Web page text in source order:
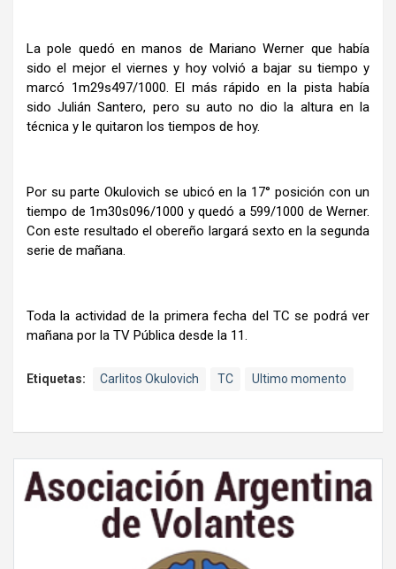
La pole quedó en manos de Mariano Werner que había
sido el mejor el viernes y hoy volvió a bajar su tiempo y
marcó 1m29s497/1000. El más rápido en la pista había
sido Julián Santero, pero su auto no dio la altura en la
técnica y le quitaron los tiempos de hoy.
Por su parte Okulovich se ubicó en la 17° posición con un
tiempo de 1m30s096/1000 y quedó a 599/1000 de Werner.
Con este resultado el obereño largará sexto en la segunda
serie de mañana.
Toda la actividad de la primera fecha del TC se podrá ver
mañana por la TV Pública desde la 11.
Etiquetas: Carlitos Okulovich TC Ultimo momento